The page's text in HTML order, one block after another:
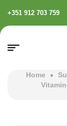
+351 912 703 759
Home